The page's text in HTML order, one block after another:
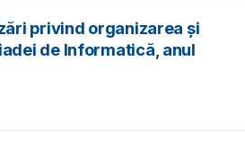
privind organizarea și
de Informatică, anul